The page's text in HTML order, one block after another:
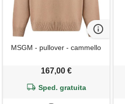
MSGM - pullover - cammello
167,00 €
Sped. gratuita